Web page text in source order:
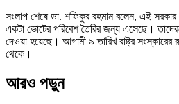
সংলাপ শেষে ডা. শফিকুর রহমান বলেন, এই
একটা ভোটের পরিবেশ তৈরির জন্য এসেছে।
দেওয়া হয়েছে। আগামী ৯ তারিখ রাষ্ট্র সংস্কারের
থেকে।
আরও পড়ুন